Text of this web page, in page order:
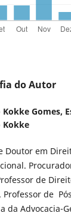
do Autor
Kokke Gomes,
Kokke
Doutor em
de
Professor de
da Advocacia-